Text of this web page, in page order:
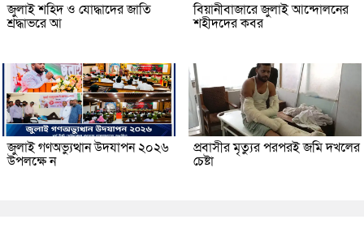
জুলাই শহিদ ও যোদ্ধাদের জাতি
শ্রদ্ধাভরে আ
বিয়ানীবাজারে জুলাই আন্দোলনের
শহীদদের কবর
জুলাই গণঅভ্যুত্থান উদযাপন ২০২৬
উপলক্ষে ন
প্রবাসীর মৃত্যুর পরপরই জমি দখলের
চেষ্টা